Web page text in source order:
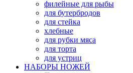
филейные для рыбы
для бутербродов
для стейка
хлебные
для рубки мяса
для торта
для устриц
НАБОРЫ НОЖЕЙ